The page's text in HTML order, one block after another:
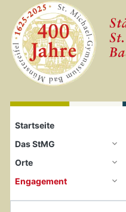
Zum Seiteninhalt springen
Startseite
Startseite
Das StMG
Orte
Engagement